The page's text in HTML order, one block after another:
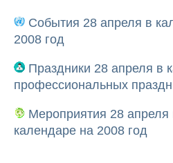
События 28 апреля в
2008 год
Праздники 28 апреля в
профессиональных
Мероприятия 28 апреля
календаре на 2008 год